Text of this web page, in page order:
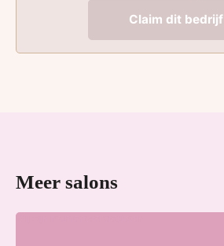
Claim dit bedrijf
Meer salons
Wij zijn momenteel gesloten